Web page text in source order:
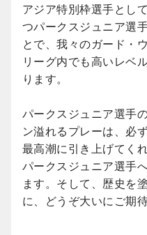
アジア特別枠選手とし
つパークスジュニア選
とで、我々のガード・
リーグ内でも高いレベ
ります。
パークスジュニア選手
ン溢れるプレーは、必
最高潮に引き上げてく
パークスジュニア選手
ます。そして、歴史を
に、どうぞ大いにご期